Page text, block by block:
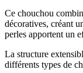
Ce chouchou
décoratives, créant
perles apportent un
La structure
différents types de